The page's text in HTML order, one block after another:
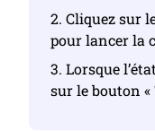
2. Cliquez sur
pour lancer la
3. Lorsque
sur le bouton «